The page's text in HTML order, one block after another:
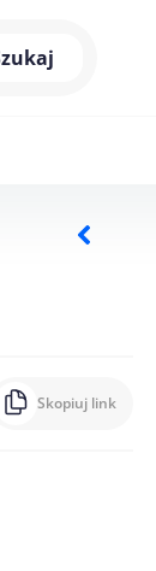
Skopiuj link